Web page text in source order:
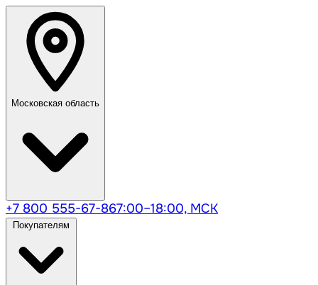
Московская область
+7 800 555-67-867:00–18:00, МСК